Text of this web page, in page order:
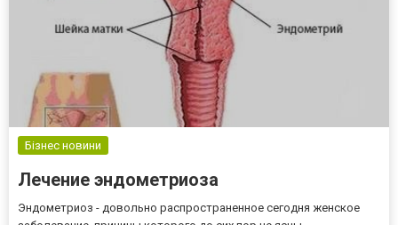
Бізнес новини
Лечение эндометриоза
Эндометриоз - довольно распространенное сегодня женское